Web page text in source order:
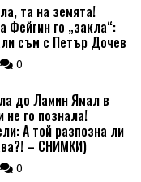
та на земята!
Фейгин го „закла“:
съм с Петър Дочев
0
до Ламин Ямал в
не го познала!
А той разпозна ли
– СНИМКИ)
0